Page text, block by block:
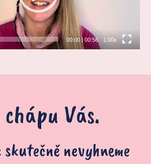
00:00| 00:56 1.00x
Vás.
nevyhneme